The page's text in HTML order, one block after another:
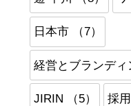
日本市 （7）
経営とブランディ
JIRIN （5） 採用